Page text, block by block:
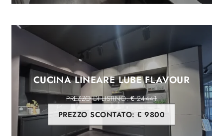
CUCINA LINEARE LUBE FLAVOUR
€ 24441
PREZZO SCONTATO:€ 9800